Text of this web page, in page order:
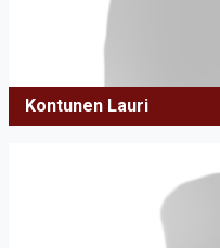
Kontunen Lauri